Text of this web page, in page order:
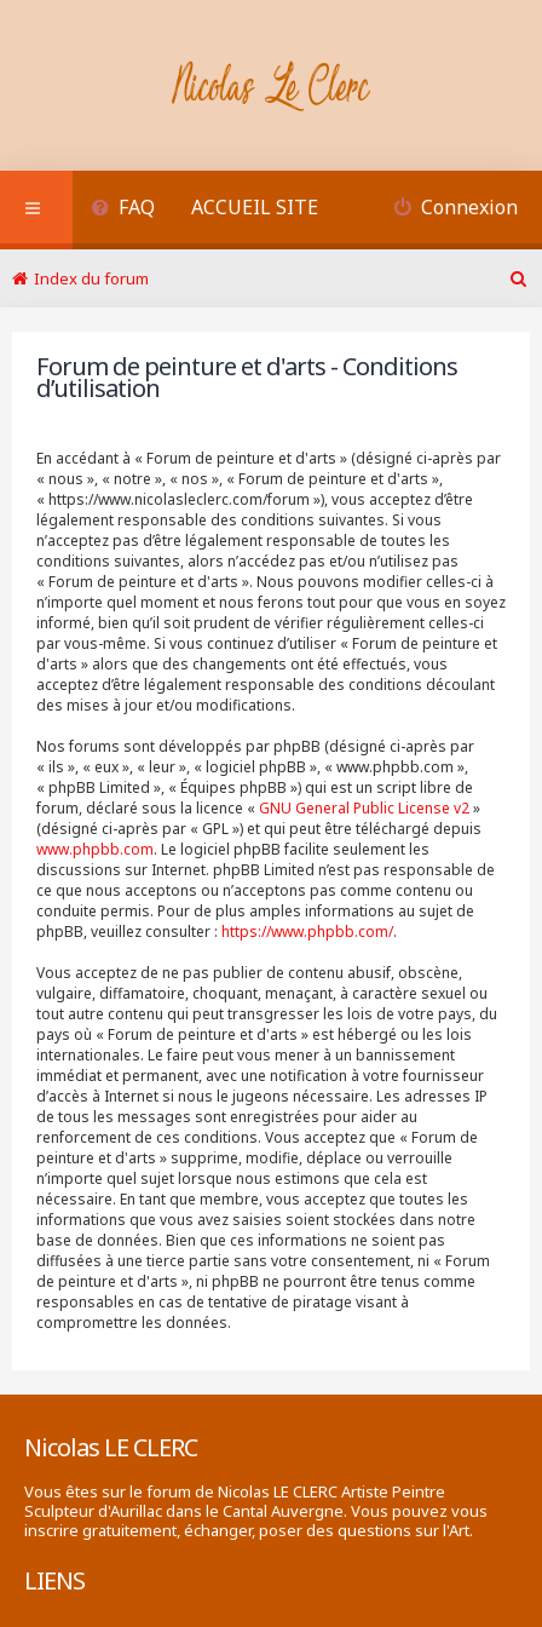
FAQ ACCUEIL SITE Connexion
Index du forum
Forum de peinture et d'arts - Conditions
d’utilisation
En accédant à « Forum de peinture et d'arts » (désigné ci-après par
« nous », « notre », « nos », « Forum de peinture et d'arts »,
« https://www.nicolasleclerc.com/forum »), vous acceptez d’être
légalement responsable des conditions suivantes. Si vous
n’acceptez pas d’être légalement responsable de toutes les
conditions suivantes, alors n’accédez pas et/ou n’utilisez pas
« Forum de peinture et d'arts ». Nous pouvons modifier celles-ci à
n’importe quel moment et nous ferons tout pour que vous en soyez
informé, bien qu’il soit prudent de vérifier régulièrement celles-ci
par vous-même. Si vous continuez d’utiliser « Forum de peinture et
d'arts » alors que des changements ont été effectués, vous
acceptez d’être légalement responsable des conditions découlant
des mises à jour et/ou modifications.
Nos forums sont développés par phpBB (désigné ci-après par
« ils », « eux », « leur », « logiciel phpBB », « www.phpbb.com »,
« phpBB Limited », « Équipes phpBB ») qui est un script libre de
forum, déclaré sous la licence « GNU General Public License v2»
(désigné ci-après par « GPL ») et qui peut être téléchargé depuis
www.phpbb.com. Le logiciel phpBB facilite seulement les
discussions sur Internet. phpBB Limited n’est pas responsable de
ce que nous acceptons ou n’acceptons pas comme contenu ou
conduite permis. Pour de plus amples informations au sujet de
phpBB, veuillez consulter : https://www.phpbb.com/.
Vous acceptez de ne pas publier de contenu abusif, obscène,
vulgaire, diffamatoire, choquant, menaçant, à caractère sexuel ou
tout autre contenu qui peut transgresser les lois de votre pays, du
pays où « Forum de peinture et d'arts » est hébergé ou les lois
internationales. Le faire peut vous mener à un bannissement
immédiat et permanent, avec une notification à votre fournisseur
d’accès à Internet si nous le jugeons nécessaire. Les adresses IP
de tous les messages sont enregistrées pour aider au
renforcement de ces conditions. Vous acceptez que « Forum de
peinture et d'arts » supprime, modifie, déplace ou verrouille
n’importe quel sujet lorsque nous estimons que cela est
nécessaire. En tant que membre, vous acceptez que toutes les
informations que vous avez saisies soient stockées dans notre
base de données. Bien que ces informations ne soient pas
diffusées à une tierce partie sans votre consentement, ni « Forum
de peinture et d'arts », ni phpBB ne pourront être tenus comme
responsables en cas de tentative de piratage visant à
compromettre les données.
Nicolas LE CLERC
Vous êtes sur le forum de Nicolas LE CLERC Artiste Peintre
Sculpteur d'Aurillac dans le Cantal Auvergne. Vous pouvez vous
inscrire gratuitement, échanger, poser des questions sur l'Art.
LIENS